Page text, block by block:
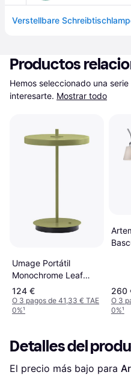
Productos
Hemos seleccionado una
interesarte. Mostrar todo
Umage Portátil
Monochrome Leaf
Lámpara de mesa
30.6cm
124 €
O 3 pagos de 41,33 € TAE
0%¹
260
O 3
0%¹
Detalles del
El precio más bajo para